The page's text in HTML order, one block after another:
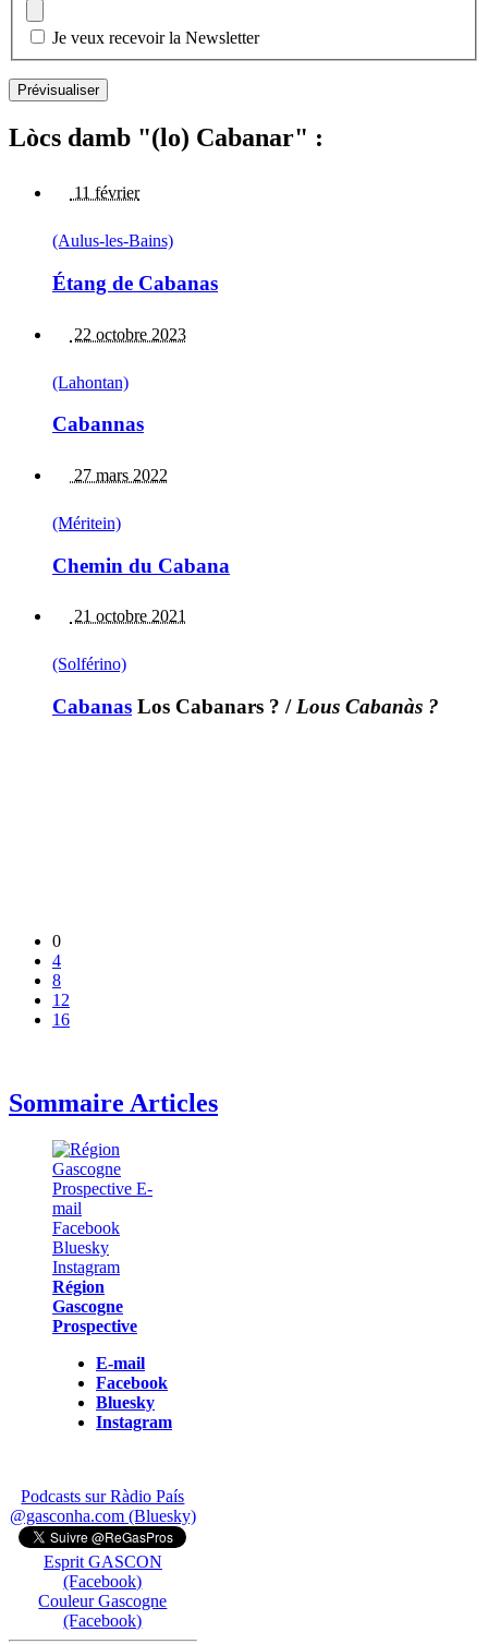
Je veux recevoir la Newsletter
Lòcs damb "(lo) Cabanar" :
11 février
(Aulus-les-Bains)
Étang de Cabanas
22 octobre 2023
(Lahontan)
Cabannas
27 mars 2022
(Méritein)
Chemin du Cabana
21 octobre 2021
(Solférino)
Cabanas Los Cabanars ? / Lous Cabanàs ?
0
4
8
12
16
Sommaire Articles
Région
Gascogne
Prospective
E-mail
Facebook
Bluesky
Instagram
Podcasts sur Ràdio País
@gasconha.com (Bluesky)
Esprit GASCON
(Facebook)
Couleur Gascogne
(Facebook)